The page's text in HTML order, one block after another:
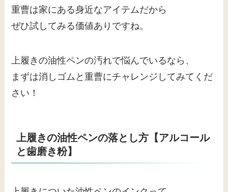
重曹は家にある身近なアイテムだから
ぜひ試してみる価値ありですね。
上履きの油性ペンの汚れで悩んでいるなら、
まずは消しゴムと重曹にチャレンジしてみてくだ
さい！
上履きの油性ペンの落とし方【アルコール
と歯磨き粉】